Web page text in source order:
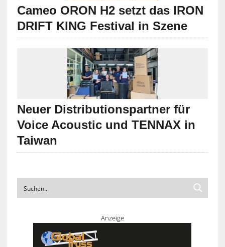
Cameo ORON H2 setzt das IRON
DRIFT KING Festival in Szene
Neuer Distributionspartner für
Voice Acoustic und TENNAX in
Taiwan
Anzeige